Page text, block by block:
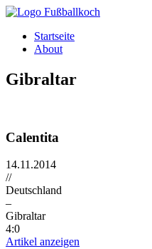
Direkt zum Inhalt
Startseite
About
Gibraltar
Calentita
14.11.2014
//
Deutschland
–
Gibraltar
4:0
Artikel anzeigen